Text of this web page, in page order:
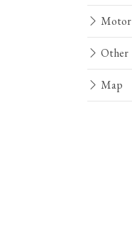
Motor
Other
Map